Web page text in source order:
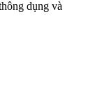
dụng và